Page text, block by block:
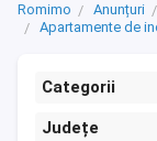
Romimo Anunțuri
Apartamente de
Categorii
Județe